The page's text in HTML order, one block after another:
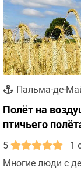
Пальма-де-
Полёт на
птичьего
5
1
Многие люди с